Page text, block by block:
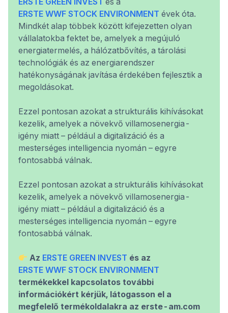
ERSTE WWF STOCK ENVIRONMENT évek óta.
Mindkét alap többek között kifejezetten olyan
vállalatokba fektet be, amelyek a megújuló
energiatermelés, a hálózatbővítés, a tárolási
technológiák és az energiarendszer
hatékonyságának javítása érdekében fejlesztik a
megoldásokat.
Ezzel pontosan azokat a strukturális kihívásokat
kezelik, amelyek a növekvő villamosenergia-
igény miatt – például a digitalizáció és a
mesterséges intelligencia nyomán – egyre
fontosabbá válnak.
Ezzel pontosan azokat a strukturális kihívásokat
kezelik, amelyek a növekvő villamosenergia-
igény miatt – például a digitalizáció és a
mesterséges intelligencia nyomán – egyre
fontosabbá válnak.
Az ERSTE GREEN INVEST és az
ERSTE WWF STOCK ENVIRONMENT
termékekkel kapcsolatos további
információkért kérjük, látogasson el a
megfelelő termékoldalakra az erste-am.com